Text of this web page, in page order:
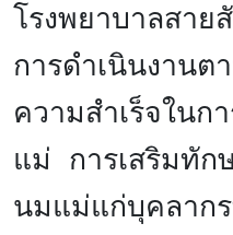
โรงพยาบาลสา
การดำเนินงาน
ความสำเร็จในก
แม่ การเสริมทัก
นมแม่แก่บุคลาก